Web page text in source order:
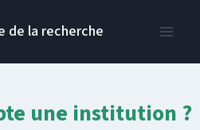
de la recherche
une institution ?